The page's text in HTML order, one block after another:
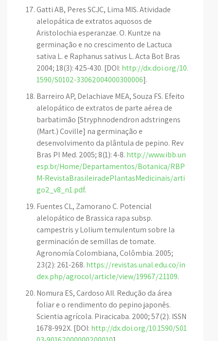
Gatti AB, Peres SCJC, Lima MIS. Atividade
alelopática de extratos aquosos de
Aristolochia esperanzae. O. Kuntze na
germinação e no crescimento de Lactuca
sativa L. e Raphanus sativus L. Acta Bot Bras
2004; 18(3): 425-430. [DOI: http://dx.doi.org/10.
1590/S0102-33062004000300006].
Barreiro AP, Delachiave MEA, Souza FS. Efeito
alelopático de extratos de parte aérea de
barbatimão [Stryphnodendron adstringens
(Mart.) Coville] na germinação e
desenvolvimento da plântula de pepino. Rev
Bras Pl Med. 2005; 8(1): 4-8. http://www.ibb.un
esp.br/Home/Departamentos/Botanica/RBP
M-RevistaBrasileiradePlantasMedicinais/arti
go2_v8_n1.pdf.
Fuentes CL, Zamorano C. Potencial
alelopático de Brassica rapa subsp.
campestris y Lolium temulentum sobre la
germinación de semillas de tomate.
Agronomía Colombiana, Colômbia. 2005;
23(2): 261-268. https://revistas.unal.edu.co/in
dex.php/agrocol/article/view/19967/21109.
Nomura ES, Cardoso AII. Redução da área
foliar e o rendimento do pepino japonês.
Scientia agrícola. Piracicaba. 2000; 57(2). ISSN
1678-992X. [DOI: http://dx.doi.org/10.1590/S01